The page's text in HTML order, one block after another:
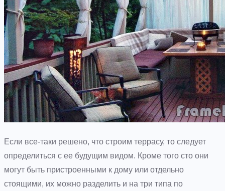
Если все-таки решено, что строим террасу, то следует
определиться с ее будущим видом. Кроме того сто они
могут быть пристроенными к дому или отдельно
стоящими, их можно разделить и на три типа по